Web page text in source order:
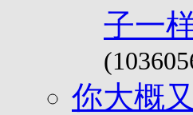
子一
你大概